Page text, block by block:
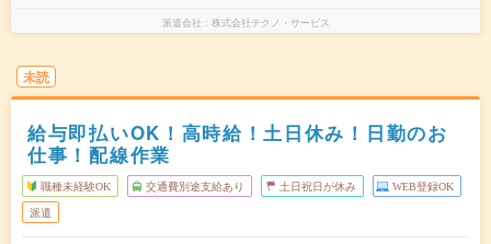
派遣会社 株式会社テクノ・サービス
未読
給与即払いOK！高時給！土日休み！日勤のお
仕事！配線作業
職種未経験OK 交通費別途支給あり 土日祝日が休み WEB登録OK
派遣